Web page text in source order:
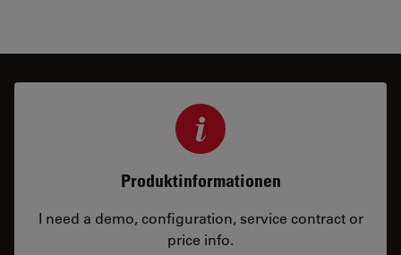
Produktinformationen
I need a demo, configuration, service contract or
price info.